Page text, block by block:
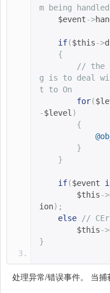
m being
$event->
if($this->
{
// the
g is to deal
t to On
for(
-$level )
{
@
}
}
if($event
$this->
ion);
else
//
$this->
}
处理异常/错误事件。 当捕